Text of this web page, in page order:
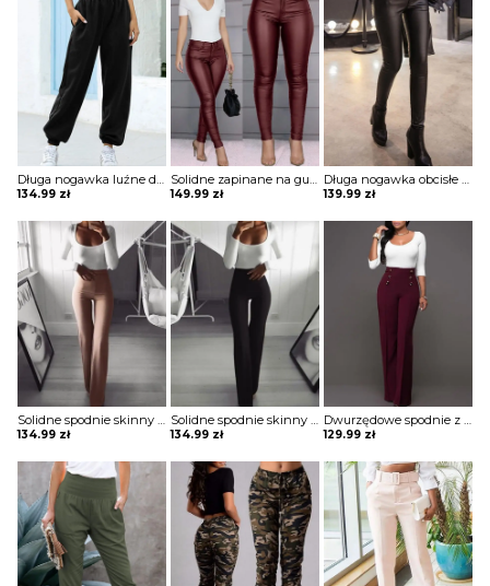
Długa nogawka luźne dresowe jednolite bez wzoru ściągacz wiązane kieszenie casual spodnie Iyana
134.99 zł
Solidne zapinane na guziki codzienne powlekane spodnie z pu Maranda
149.99 zł
Długa nogawka obcisłe jednolite bez wzoru ściągacz eleganckie skórzane skóra ekologiczna casual spodnie Lue
139.99 zł
Solidne spodnie skinny z wysokim stanem szorty Katha
134.99 zł
Solidne spodnie skinny z wysokim stanem szorty Katha
134.99 zł
Dwurzędowe spodnie z wysokim stanem i szerokimi nogawkami szorty Thurayya
129.99 zł